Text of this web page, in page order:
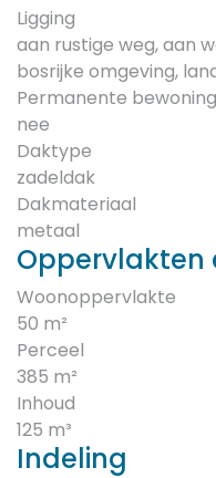
Ligging
aan rustige weg, aan
bosrijke omgeving,
Permanente bewoning
nee
Daktype
zadeldak
Dakmateriaal
metaal
Oppervlakten
Woonoppervlakte
50 m²
Perceel
385 m²
Inhoud
125 m³
Indeling